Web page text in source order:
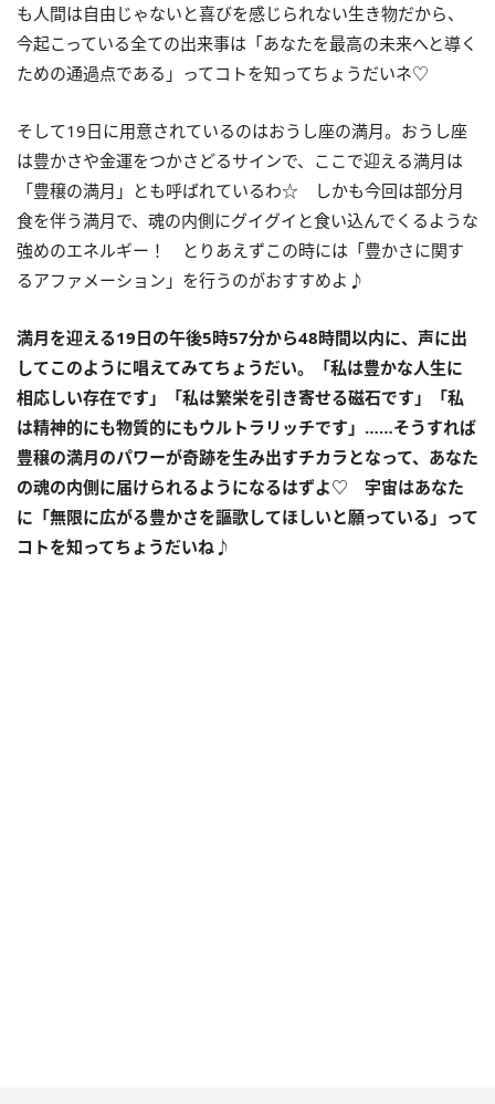
も人間は自由じゃないと喜びを感じられない生き物だから、
今起こっている全ての出来事は「あなたを最高の未来へと導く
ための通過点である」ってコトを知ってちょうだいネ♡
そして19日に用意されているのはおうし座の満月。おうし座
は豊かさや金運をつかさどるサインで、ここで迎える満月は
「豊穣の満月」とも呼ばれているわ☆ しかも今回は部分月
食を伴う満月で、魂の内側にグイグイと食い込んでくるような
強めのエネルギー！ とりあえずこの時には「豊かさに関す
るアファメーション」を行うのがおすすめよ♪
満月を迎える19日の午後5時57分から48時間以内に、声に出
してこのように唱えてみてちょうだい。
「私は豊かな人生に
相応しい存在です」「私は繁栄を引き寄せる磁石です」「私
は精神的にも物質的にもウルトラリッチです」……そうすれば
豊穣の満月のパワーが奇跡を生み出すチカラとなって、あなた
の魂の内側に届けられるようになるはずよ♡ 宇宙はあなた
に「無限に広がる豊かさを謳歌してほしいと願っている」って
コトを知ってちょうだいね♪